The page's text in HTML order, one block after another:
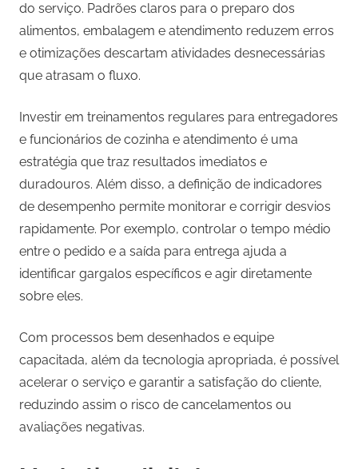
do serviço. Padrões claros para o preparo dos
alimentos, embalagem e atendimento reduzem erros
e otimizações descartam atividades desnecessárias
que atrasam o fluxo.
Investir em treinamentos regulares para entregadores
e funcionários de cozinha e atendimento é uma
estratégia que traz resultados imediatos e
duradouros. Além disso, a definição de indicadores
de desempenho permite monitorar e corrigir desvios
rapidamente. Por exemplo, controlar o tempo médio
entre o pedido e a saída para entrega ajuda a
identificar gargalos específicos e agir diretamente
sobre eles.
Com processos bem desenhados e equipe
capacitada, além da tecnologia apropriada, é possível
acelerar o serviço e garantir a satisfação do cliente,
reduzindo assim o risco de cancelamentos ou
avaliações negativas.